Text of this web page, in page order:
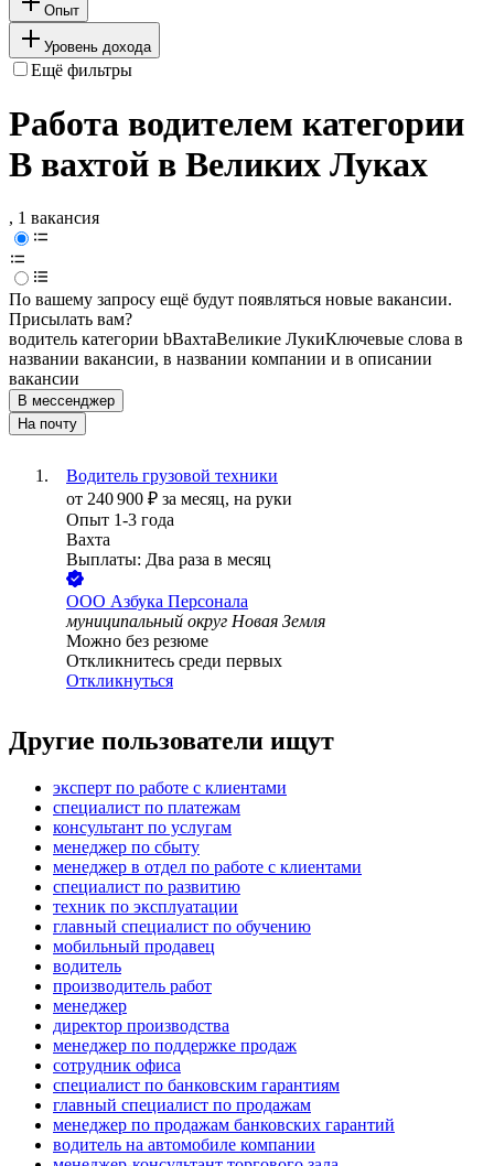
Опыт
Уровень дохода
Ещё фильтры
Работа водителем категории
B вахтой в Великих Луках
, 1 вакансия
По вашему запросу ещё будут появляться новые вакансии.
Присылать вам?
водитель категории bВахтаВеликие ЛукиКлючевые слова в
названии вакансии, в названии компании и в описании
вакансии
В мессенджер
На почту
Водитель грузовой техники
от 240 900 ₽ за месяц, на руки
Опыт 1-3 года
Вахта
Выплаты: Два раза в месяц
ООО Азбука Персонала
муниципальный округ Новая Земля
Можно без резюме
Откликнитесь среди первых
Откликнуться
Другие пользователи ищут
эксперт по работе с клиентами
специалист по платежам
консультант по услугам
менеджер по сбыту
менеджер в отдел по работе с клиентами
специалист по развитию
техник по эксплуатации
главный специалист по обучению
мобильный продавец
водитель
производитель работ
менеджер
директор производства
менеджер по поддержке продаж
сотрудник офиса
специалист по банковским гарантиям
главный специалист по продажам
менеджер по продажам банковских гарантий
водитель на автомобиле компании